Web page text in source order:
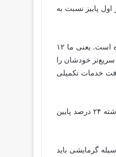
می‌شود و یک سری اطلاع‌رسانی صورت گرفته است و شکر خدا تا حد زیادی مؤثر بوده است. آماری که امروز ما داریم در ۴۵ روز اول پاییز نسبت به
او در ادامه گفت: آمار دقیق می‌گوید که طی ۴۵ روز گذشته ۴۴۵ نفر دچار مسمومیت با مونوکسید کربن شدند که این رقم در همین مدت سال گذشته ۳۹۷ نفر بوده است. یعنی ما ۱۲
خودشان را
دادیم سپس برای دریافت خدمات تکمیلی
مدیر روابط عمومی اورژانس کشور گفت:، اما نکته جالب قضیه این است که علی‌رغم اینکه آمار مسمومیت ۱۲ درصد بالا رفته است، آمار فوت او نسبت به سال گذشته ۲۴ درصد پایین
که وسیله گرمایشی باید